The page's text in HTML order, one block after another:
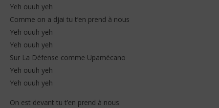
Yeh ouuh yeh
Comme on a djai tu t’en prend à nous
Yeh ouuh yeh
Yeh ouuh yeh
Sur La Défense comme Upamécano
Yeh ouuh yeh
Yeh ouuh yeh
On est devant tu t’en prend à nous